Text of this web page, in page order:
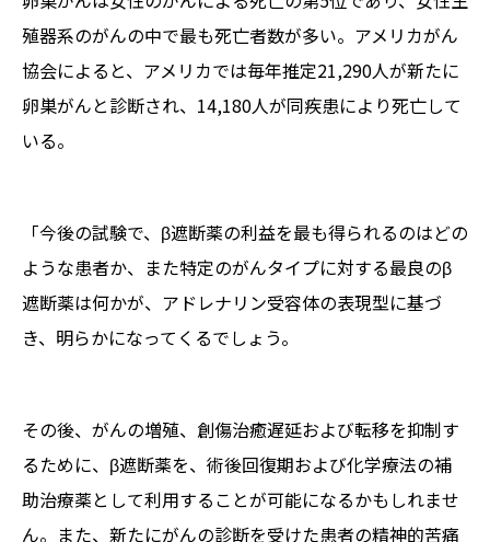
殖器系のがんの中で最も死亡者数が多い。アメリカがん
協会によると、アメリカでは毎年推定21,290人が新たに
卵巣がんと診断され、14,180人が同疾患により死亡して
いる。
「今後の試験で、β遮断薬の利益を最も得られるのはどの
ような患者か、また特定のがんタイプに対する最良のβ
遮断薬は何かが、アドレナリン受容体の表現型に基づ
き、明らかになってくるでしょう。
その後、がんの増殖、創傷治癒遅延および転移を抑制す
るために、β遮断薬を、術後回復期および化学療法の補
助治療薬として利用することが可能になるかもしれませ
ん。また、新たにがんの診断を受けた患者の精神的苦痛